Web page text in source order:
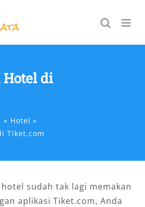
Hotel di
Hotel
Tiket.com
sudah tak lagi memakan
aplikasi Tiket.com, Anda